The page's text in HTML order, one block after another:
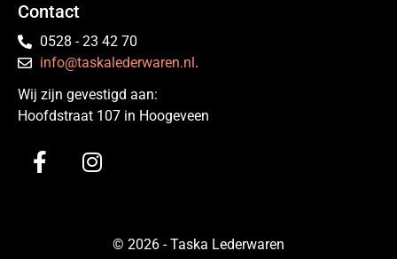
Contact
0528 - 23 42 70
info@taskalederwaren.nl .
Wij zijn gevestigd aan:
Hoofdstraat 107 in Hoogeveen
© 2026 - Taska Lederwaren